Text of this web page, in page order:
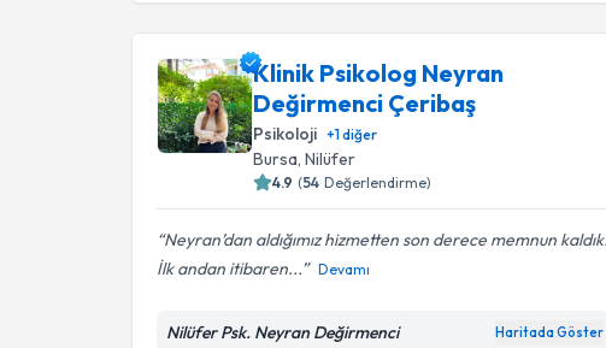
Klinik Psikolog Neyran
Değirmenci Çeribaş
Psikoloji +1diğer
Bursa , Nilüfer
4.9 (54 Değerlendirme)
Neyran’dan aldığımız hizmetten son derece memnun kaldık.
İlk andan itibaren...
Devamı
Nilüfer Psk. Neyran Değirmenci Haritada Göster